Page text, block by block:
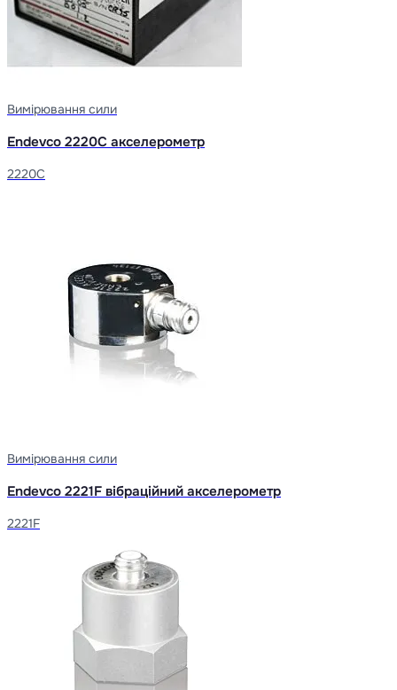
Вимірювання сили
Endevco 2220C акселерометр
2220C
Вимірювання сили
Endevco 2221F вібраційний акселерометр
2221F